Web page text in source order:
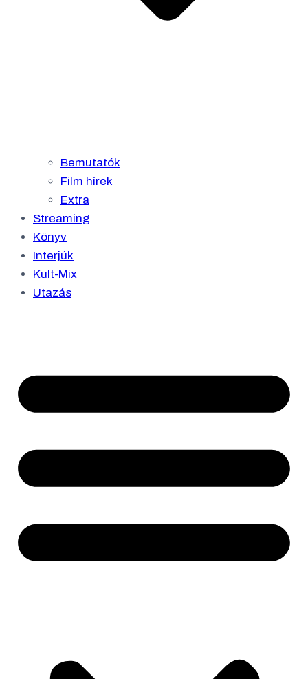
Bemutatók
Film hírek
Extra
Streaming
Könyv
Interjúk
Kult-Mix
Utazás